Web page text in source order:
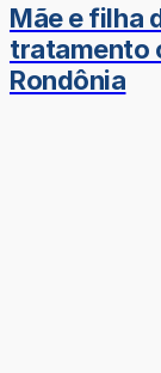
Mãe e filha
tratamento
Rondônia